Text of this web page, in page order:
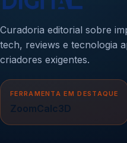
Curadoria editorial sobre
tech, reviews e tecnologia
criadores exigentes.
FERRAMENTA EM DESTAQUE
ZoomCalc3D